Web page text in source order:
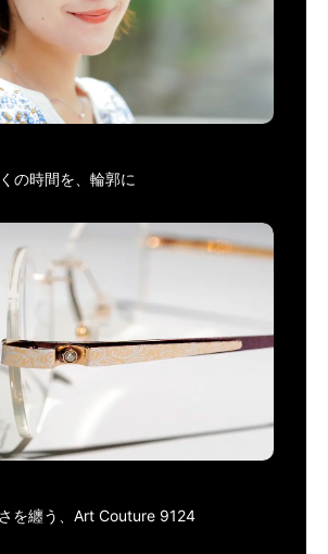
の時間を、輪郭に
を纏う、Art Couture 9124